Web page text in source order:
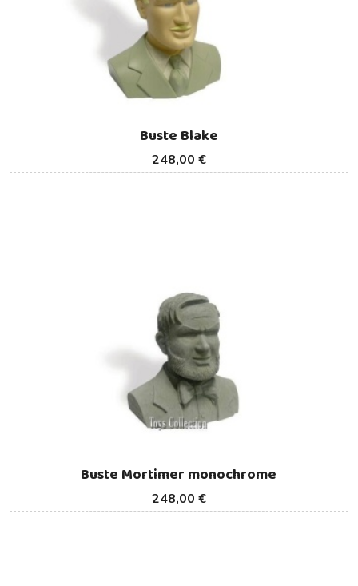
248,00 €
Buste Blake
248,00 €
Buste Mortimer monochrome